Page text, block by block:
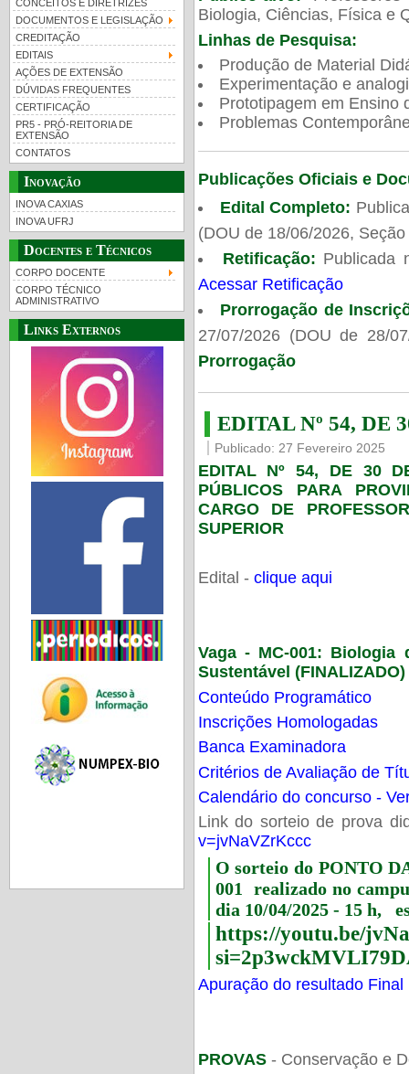
CONCEITOS E DIRETRIZES
DOCUMENTOS E LEGISLAÇÃO
CREDITAÇÃO
EDITAIS
AÇÕES DE EXTENSÃO
DÚVIDAS FREQUENTES
CERTIFICAÇÃO
PR5 - PRÓ-REITORIA DE
EXTENSÃO
CONTATOS
Inovação
INOVA CAXIAS
INOVA UFRJ
Docentes e Técnicos
CORPO DOCENTE
CORPO TÉCNICO
ADMINISTRATIVO
Links Externos
Biologia, Ciências, Física e
Linhas de Pesquisa:
Produção de Material
Experimentação e
Prototipagem em Ensino
Problemas
Publicações Oficiais e
Edital Completo:
(DOU de 18/06/2026,
Retificação: Publicada
Acessar Retificação
Prorrogação de
27/07/2026 (DOU de 28/
Prorrogação
EDITAL Nº 54, DE
Publicado: 27 Fevereiro 2025
EDITAL Nº 54, DE 30
PÚBLICOS PARA
CARGO DE
SUPERIOR
Edital - clique aqui
Vaga - MC-001: Biologia
Sustentável (FINALIZADO)
Conteúdo Programático
Inscrições Homologadas
Banca Examinadora
Critérios de Avaliação de
Calendário do concurso -
Link do sorteio de prova
v=jvNaVZrKccc
O sorteio do PONTO
001 realizado no
dia 10/04/2025 - 15 h,
https://youtu.be/
Apuração do resultado Final
PROVAS- Conservação e